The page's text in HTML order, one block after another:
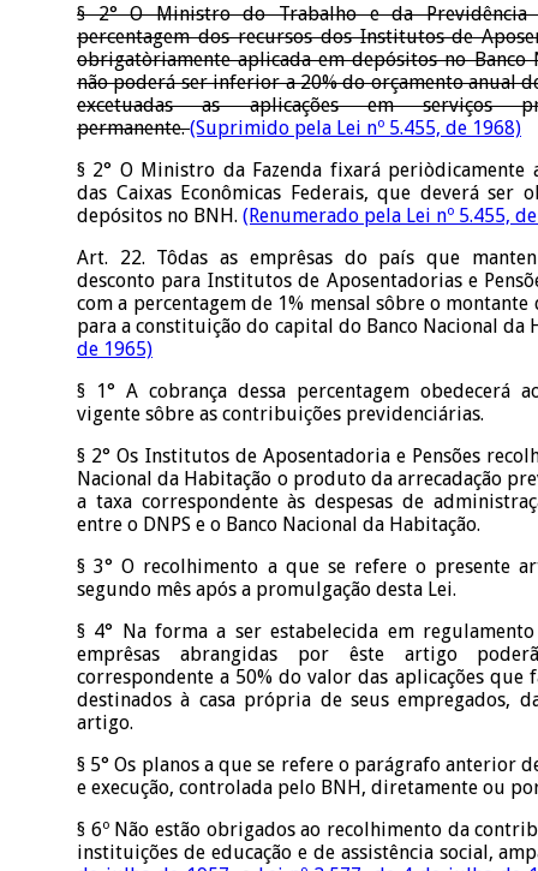
§ 2° O Ministro do Trabalho e da Previdência
percentagem dos recursos dos Institutos de
obrigatòriamente aplicada em depósitos no Banco
não poderá ser inferior a 20% do orçamento anual
excetuadas as aplicações em serviços
permanente.(Suprimido pela Lei nº 5.455, de 1968)
§ 2° O Ministro da Fazenda fixará periòdicamente
das Caixas Econômicas Federais, que deverá ser
depósitos no BNH. (Renumerado pela Lei nº 5.455,
Art. 22. Tôdas as emprêsas do país que
desconto para Institutos de Aposentadorias e
com a percentagem de 1% mensal sôbre o
para a constituição do capital do Banco Nacional
de 1965)
§ 1° A cobrança dessa percentagem obedecerá
vigente sôbre as contribuições previdenciárias.
§ 2° Os Institutos de Aposentadoria e Pensões
Nacional da Habitação o produto da arrecadação
a taxa correspondente às despesas de
entre o DNPS e o Banco Nacional da Habitação.
§ 3° O recolhimento a que se refere o presente
segundo mês após a promulgação desta Lei.
§ 4° Na forma a ser estabelecida em
emprêsas abrangidas por êste artigo
correspondente a 50% do valor das aplicações que
destinados à casa própria de seus empregados,
artigo.
§ 5° Os planos a que se refere o parágrafo anterior
e execução, controlada pelo BNH, diretamente ou
§ 6º Não estão obrigados ao recolhimento da
instituições de educação e de assistência social,